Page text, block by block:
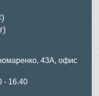
43А, офис
- 16.40